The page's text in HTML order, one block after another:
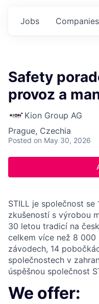
Jobs Companies
Safety
provoz a
Kion Group AG
Prague, Czechia
Posted on May 30, 2026
STILL je společnost
zkušeností s výrobou
30 letou tradicí na
celkem více než 8
závodech, 14
společnostech v
úspěšnou společnost
We offer: